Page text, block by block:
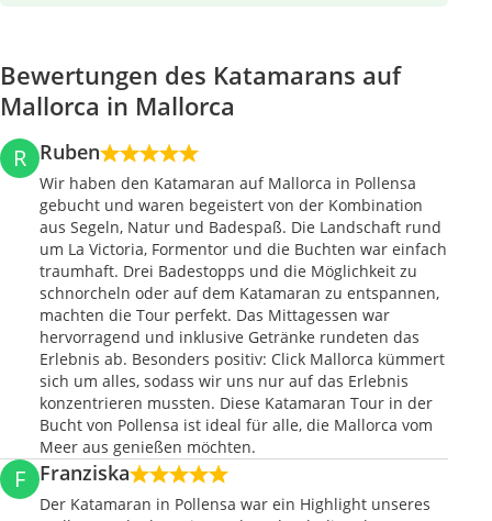
Bewertungen des Katamarans auf
Mallorca in Mallorca
R Ruben
Wir haben den Katamaran auf Mallorca in Pollensa
gebucht und waren begeistert von der Kombination
aus Segeln, Natur und Badespaß. Die Landschaft rund
um La Victoria, Formentor und die Buchten war einfach
traumhaft. Drei Badestopps und die Möglichkeit zu
schnorcheln oder auf dem Katamaran zu entspannen,
machten die Tour perfekt. Das Mittagessen war
hervorragend und inklusive Getränke rundeten das
Erlebnis ab. Besonders positiv: Click Mallorca kümmert
sich um alles, sodass wir uns nur auf das Erlebnis
konzentrieren mussten. Diese Katamaran Tour in der
Bucht von Pollensa ist ideal für alle, die Mallorca vom
Meer aus genießen möchten.
F Franziska
Der Katamaran in Pollensa war ein Highlight unseres